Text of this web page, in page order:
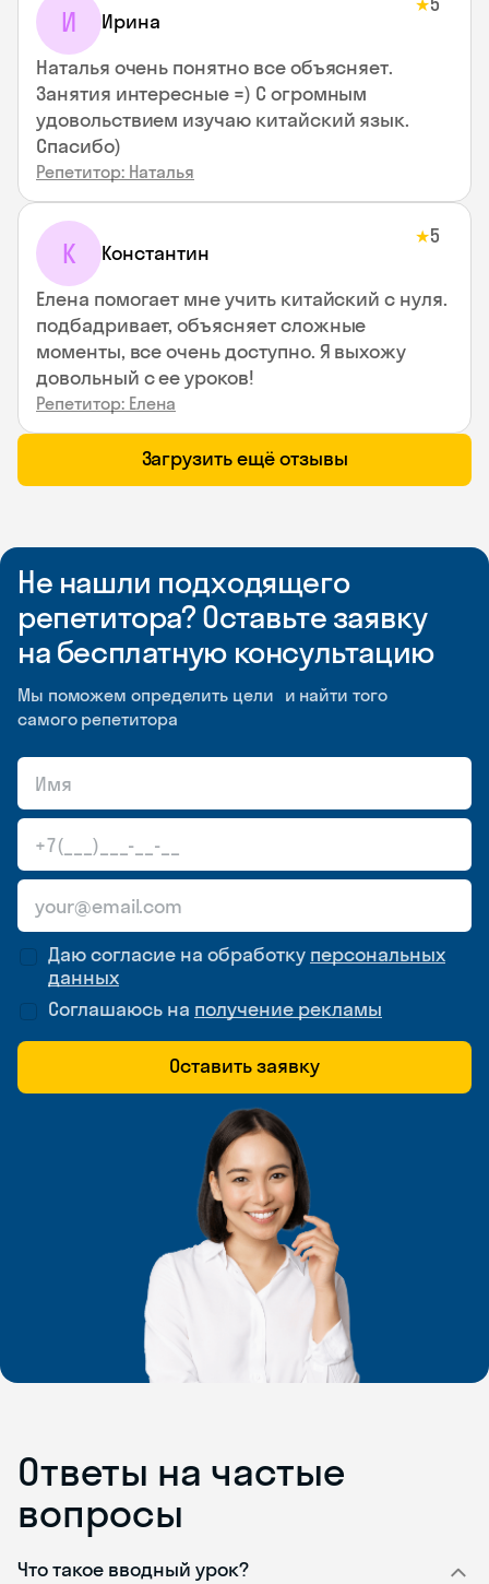
И Ирина
★
Наталья очень понятно все объясняет.
Занятия интересные =) С огромным
удовольствием изучаю китайский язык.
Спасибо)
Репетитор: Наталья
К Константин
★5
Елена помогает мне учить китайский с нуля.
подбадривает, объясняет сложные
моменты, все очень доступно. Я выхожу
довольный с ее уроков!
Репетитор: Елена
Загрузить ещё отзывы
Не нашли подходящего
репетитора? Оставьте заявку
на бесплатную консультацию
Мы поможем определить цели и найти того
самого репетитора
Даю согласие на обработку персональных
данных
Соглашаюсь на получение рекламы
Оставить заявку
Ответы на частые
вопросы
Что такое вводный урок?